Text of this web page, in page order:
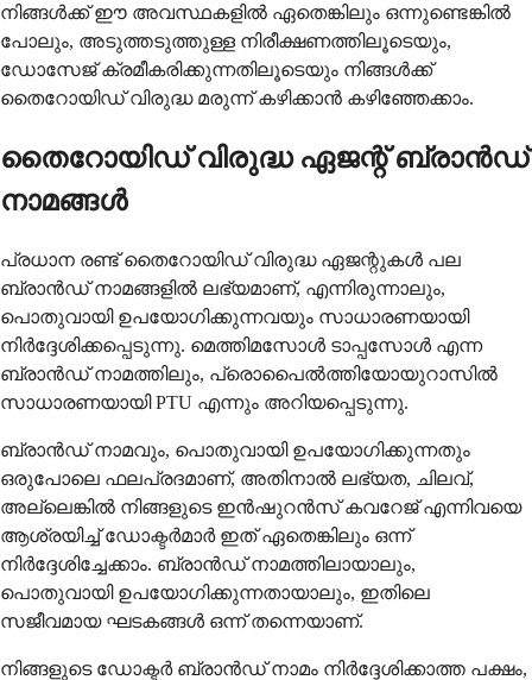
നിങ്ങൾക്ക് ഈ അവസ്ഥകളിൽ ഏതെങ്കിലും ഒന്നുണ്ടെങ്കിൽ
പോലും, അടുത്തടുത്തുള്ള നിരീക്ഷണത്തിലൂടെയും,
ഡോസേജ് ക്രമീകരിക്കുന്നതിലൂടെയും നിങ്ങൾക്ക്
തൈറോയിഡ് വിരുദ്ധ മരുന്ന് കഴിക്കാൻ കഴിഞ്ഞേക്കാം.
തൈറോയിഡ് വിരുദ്ധ ഏജന്റ് ബ്രാൻഡ്
നാമങ്ങൾ
പ്രധാന രണ്ട് തൈറോയിഡ് വിരുദ്ധ ഏജന്റുകൾ പല
ബ്രാൻഡ് നാമങ്ങളിൽ ലഭ്യമാണ്, എന്നിരുന്നാലും,
പൊതുവായി ഉപയോഗിക്കുന്നവയും സാധാരണയായി
നിർദ്ദേശിക്കപ്പെടുന്നു. മെത്തിമസോൾ ടാപ്പസോൾ എന്ന
ബ്രാൻഡ് നാമത്തിലും, പ്രൊപൈൽത്തിയോയുറാസിൽ
സാധാരണയായി PTU എന്നും അറിയപ്പെടുന്നു.
ബ്രാൻഡ് നാമവും, പൊതുവായി ഉപയോഗിക്കുന്നതും
ഒരുപോലെ ഫലപ്രദമാണ്, അതിനാൽ ലഭ്യത, ചിലവ്,
അല്ലെങ്കിൽ നിങ്ങളുടെ ഇൻഷുറൻസ് കവറേജ് എന്നിവയെ
ആശ്രയിച്ച് ഡോക്ടർമാർ ഇത് ഏതെങ്കിലും ഒന്ന്
നിർദ്ദേശിച്ചേക്കാം. ബ്രാൻഡ് നാമത്തിലായാലും,
പൊതുവായി ഉപയോഗിക്കുന്നതായാലും, ഇതിലെ
സജീവമായ ഘടകങ്ങൾ ഒന്ന് തന്നെയാണ്.
നിങ്ങളുടെ ഡോക്ടർ ബ്രാൻഡ് നാമം നിർദ്ദേശിക്കാത്ത പക്ഷം,